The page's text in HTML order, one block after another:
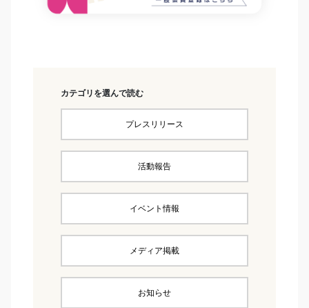
カテゴリを選んで読む
プレスリリース
活動報告
イベント情報
メディア掲載
お知らせ